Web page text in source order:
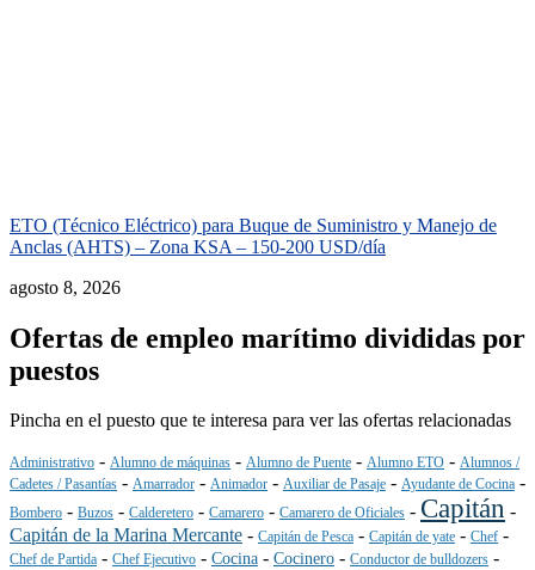
ETO (Técnico Eléctrico) para Buque de Suministro y Manejo de
Anclas (AHTS) – Zona KSA – 150-200 USD/día
agosto 8, 2026
Ofertas de empleo marítimo divididas por
puestos
Pincha en el puesto que te interesa para ver las ofertas relacionadas
Administrativo - Alumno de máquinas - Alumno de Puente - Alumno ETO - Alumnos /
Cadetes / Pasantías - Amarrador - Animador - Auxiliar de Pasaje - Ayudante de Cocina -
Bombero - Buzos - Calderetero - Camarero - Camarero de Oficiales - Capitán -
Capitán de la Marina Mercante - Capitán de Pesca - Capitán de yate - Chef -
Chef de Partida - Chef Ejecutivo - Cocina - Cocinero - Conductor de bulldozers -